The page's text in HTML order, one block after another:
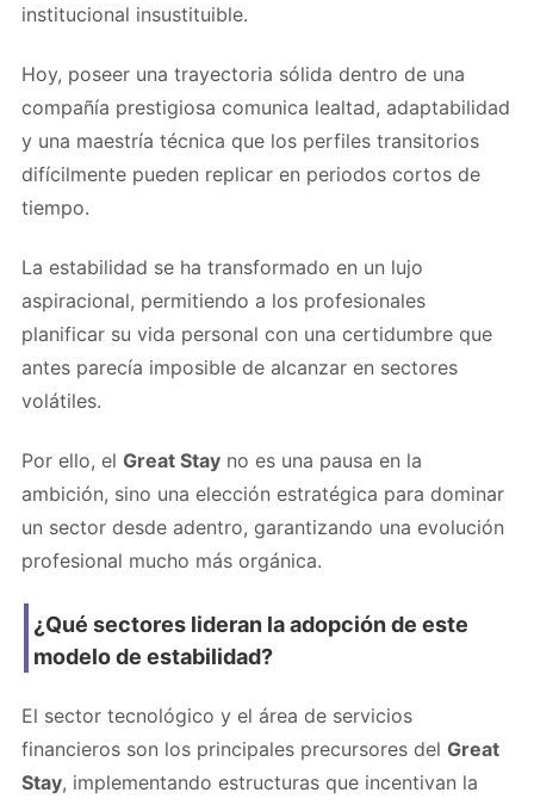
institucional insustituible.
Hoy, poseer una trayectoria sólida dentro de una
compañía prestigiosa comunica lealtad, adaptabilidad
y una maestría técnica que los perfiles transitorios
difícilmente pueden replicar en periodos cortos de
tiempo.
La estabilidad se ha transformado en un lujo
aspiracional, permitiendo a los profesionales
planificar su vida personal con una certidumbre que
antes parecía imposible de alcanzar en sectores
volátiles.
Por ello, el Great Stay no es una pausa en la
ambición, sino una elección estratégica para dominar
un sector desde adentro, garantizando una evolución
profesional mucho más orgánica.
¿Qué sectores lideran la adopción de este
modelo de estabilidad?
El sector tecnológico y el área de servicios
financieros son los principales precursores del Great
Stay, implementando estructuras que incentivan la